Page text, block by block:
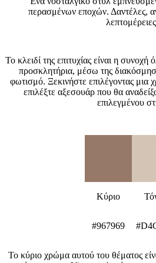
περασμένων εποχών. Δαντέλες,
Το κλειδί της επιτυχίας είναι η
προσκλητήρια, μέσω της
φωτισμό. Ξεκινήστε επιλέγοντας μια
επιλέξτε αξεσουάρ που θα
επιλεγμένου
Κύριο
#967969
Το κύριο χρώμα αυτού του θέματος